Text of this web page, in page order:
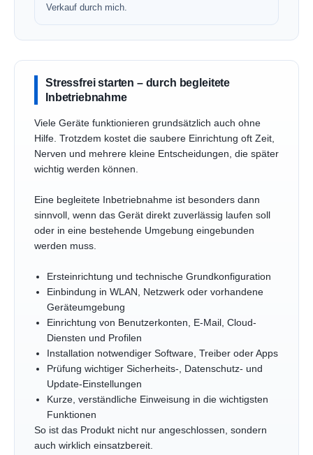
Verkauf durch mich.
Stressfrei starten – durch begleitete
Inbetriebnahme
Viele Geräte funktionieren grundsätzlich auch ohne
Hilfe. Trotzdem kostet die saubere Einrichtung oft Zeit,
Nerven und mehrere kleine Entscheidungen, die später
wichtig werden können.
Eine begleitete Inbetriebnahme ist besonders dann
sinnvoll, wenn das Gerät direkt zuverlässig laufen soll
oder in eine bestehende Umgebung eingebunden
werden muss.
Ersteinrichtung und technische Grundkonfiguration
Einbindung in WLAN, Netzwerk oder vorhandene
Geräteumgebung
Einrichtung von Benutzerkonten, E-Mail, Cloud-
Diensten und Profilen
Installation notwendiger Software, Treiber oder Apps
Prüfung wichtiger Sicherheits-, Datenschutz- und
Update-Einstellungen
Kurze, verständliche Einweisung in die wichtigsten
Funktionen
So ist das Produkt nicht nur angeschlossen, sondern
auch wirklich einsatzbereit.